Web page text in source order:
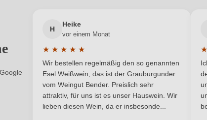
Bewertung von 4.7 von 5 Sternen
H
Heike
vor einem Monat
★ ★ ★ ★ ★
Durchschnittliche Bewertung von 5 von 5
Wir bestellen regelmäßig den so genannten
Esel Weißwein, das ist der Grauburgunder
vom Weingut Bender. Preislich sehr
attraktiv, für uns ist es unser Hauswein. Wir
lieben diesen Wein, da er insbesonde...
★